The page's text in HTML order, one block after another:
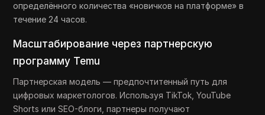
определённого количества «новичков на платформе» в
течение 24 часов.
Масштабирование через партнерскую
программу Temu
Партнерская модель — предпочтитенный путь для
цифровых маркетологов. Используя TikTok, YouTube
Shorts или SEO-блоги, партнеры получают